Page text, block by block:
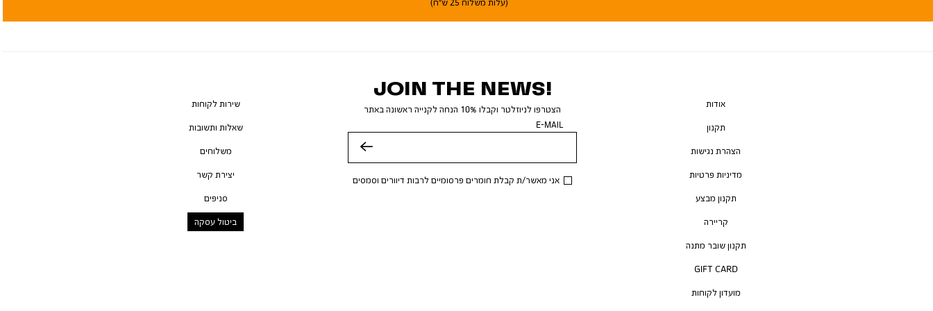
JOIN THE NEWS!
הצטרפו לניוזלטר וקבלו 10% הנחה לקנייה ראשונה באתר
E-MAIL
אני מאשר/ת קבלת חומרים פרסומיים לרבות דיוורים וסמסים
אודות
תקנון
הצהרת נגישות
מדיניות פרטיות
תקנון מבצע
קריירה
תקנון שובר מתנה
GIFT CARD
מועדון לקוחות
שירות לקוחות
שאלות ותשובות
משלוחים
יצירת קשר
סניפים
ביטול עסקה